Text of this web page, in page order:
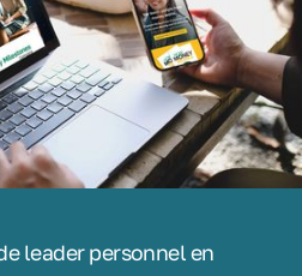
leader personnel en